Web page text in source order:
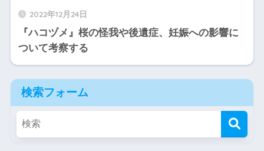
2022年12月24日
『ハコヅメ』桜の怪我や後遺症、妊娠への影響に
ついて考察する
検索フォーム